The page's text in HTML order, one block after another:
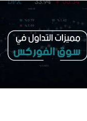
المتداول الناجح في سوق
الفوركس